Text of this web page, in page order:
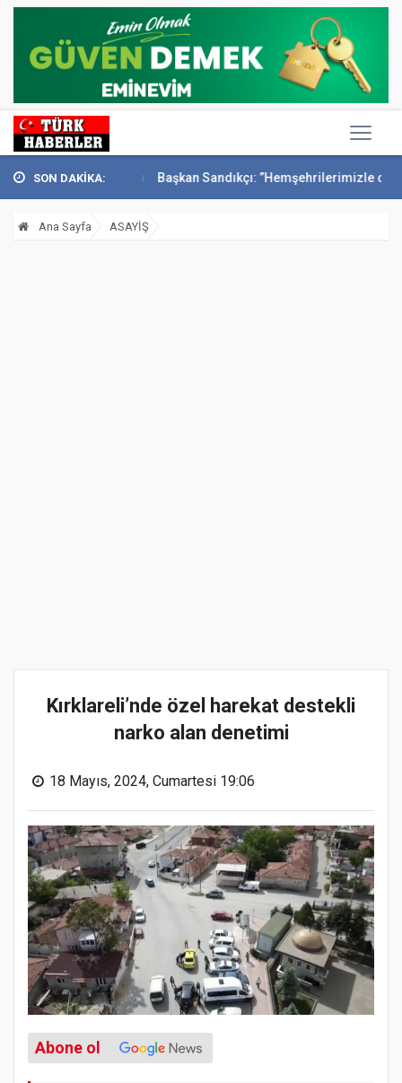
SON DAKİKA:
anıldı Başkan Sandıkçı: ”Hemşehrilerimizle olan güçl...
Ana Sayfa ASAYİŞ
Kırklareli’nde özel harekat destekli
narko alan denetimi
18 Mayıs, 2024, Cumartesi 19:06
Abone ol